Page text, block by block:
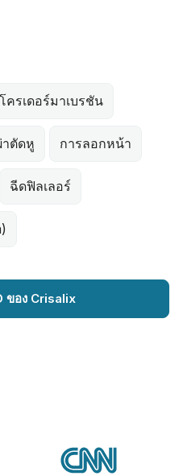
ครเดอร์มาเบรชัน
าตัดหู การลอกหน้า
ฉีดฟิลเลอร์
ของ Crisalix